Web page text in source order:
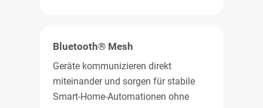
Bluetooth® Mesh
Geräte kommunizieren direkt
miteinander und sorgen für stabile
Smart-Home-Automationen ohne